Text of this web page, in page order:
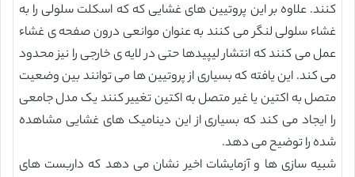
کنند. علاوه بر این پروتیین های غشایی که که اسکلت سلولی را به
غشاء سلولی لنگر می کنند به عنوان موانعی درون صفحه ی غشاء
عمل می کنند که انتشار لیپیدها حتی در لایه ی خارجی را نیز محدود
می کند. این یافته که بسیاری از پروتیین ها می توانند بین وضعیت
متصل به اکتین یا غیر متصل به اکتین تغییر کنند یک مدل جامعی
را ایجاد می کند که بسیاری از این دینامیک های غشایی مشاهده
شده را توضیح می دهد.
شبیه سازی ها و آزمایشات اخیر نشان می دهد که داربست های